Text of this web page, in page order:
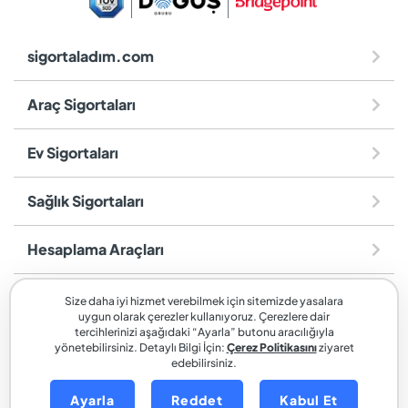
sigortaladım.com
Araç Sigortaları
Ev Sigortaları
Sağlık Sigortaları
Hesaplama Araçları
sigortaladım.com, SİGORTALADIM SİGORTA VE REASÜRANS
BROKERLİĞİ A.Ş. markasıdır.
Size daha iyi hizmet verebilmek için sitemizde yasalara
uygun olarak çerezler kullanıyoruz. Çerezlere dair
tercihlerinizi aşağıdaki “Ayarla” butonu aracılığıyla
yönetebilirsiniz. Detaylı Bilgi İçin: Çerez Politikasınıziyaret
edebilirsiniz.
Ayarla Reddet Kabul Et